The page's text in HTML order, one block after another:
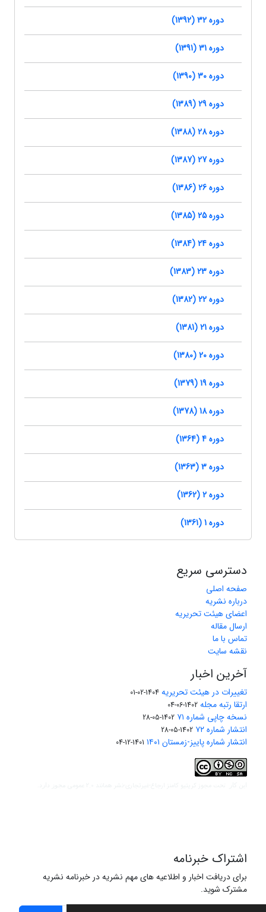
دوره 32 (1392)
دوره 31 (1391)
دوره 30 (1390)
دوره 29 (1389)
دوره 28 (1388)
دوره 27 (1387)
دوره 26 (1386)
دوره 25 (1385)
دوره 24 (1384)
دوره 23 (1383)
دوره 22 (1382)
دوره 21 (1381)
دوره 20 (1380)
دوره 19 (1379)
دوره 18 (1378)
دوره 4 (1364)
دوره 3 (1363)
دوره 2 (1362)
دوره 1 (1361)
دسترسی سریع
صفحه اصلی
درباره نشریه
اعضای هیئت تحریریه
ارسال مقاله
تماس با ما
نقشه سایت
آخرین اخبار
تغییرات در هیئت تحریریه 1404-02-01
ارتقا رتبه مجله 1402-06-04
نسخه چاپی شماره ۷۱ 1402-05-28
انتشار شماره ۷۲ 1402-05-28
انتشار شماره پاییز-زمستان ۱۴۰۱ 1401-12-04
اشتراک خبرنامه
برای دریافت اخبار و اطلاعیه های مهم نشریه در خبرنامه نشریه
مشترک شوید.